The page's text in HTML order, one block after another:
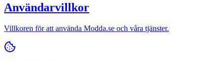
Användarvillkor
Villkoren för att använda Modda.se och våra tjänster.